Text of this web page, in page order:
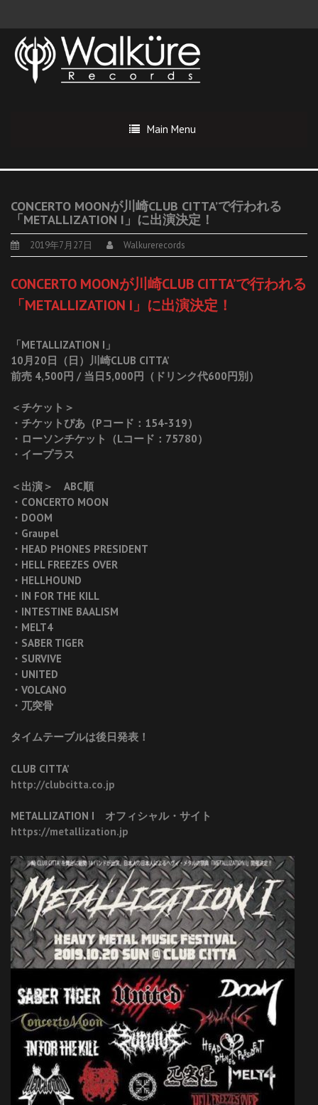
Main Menu
CONCERTO MOONが川崎CLUB CITTA’で行われる
「METALLIZATION I」に出演決定！
2019年7月27日 Walkurerecords
CONCERTO MOONが川崎CLUB CITTA’で行われる
「METALLIZATION I」に出演決定！
「METALLIZATION I」
10月20日（日）川崎CLUB CITTA’
前売 4,500円 / 当日5,000円（ドリンク代600円別）
＜チケット＞
・チケットぴあ（Pコード：154-319）
・ローソンチケット（Lコード：75780）
・イープラス
＜出演＞ ABC順
・CONCERTO MOON
・DOOM
・Graupel
・HEAD PHONES PRESIDENT
・HELL FREEZES OVER
・HELLHOUND
・IN FOR THE KILL
・INTESTINE BAALISM
・MELT4
・SABER TIGER
・SURVIVE
・UNITED
・VOLCANO
・兀突骨
タイムテーブルは後日発表！
CLUB CITTA’
http://clubcitta.co.jp
METALLIZATION I オフィシャル・サイト
https://metallization.jp